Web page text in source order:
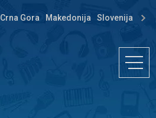
Crna Gora Makedonija Slovenija